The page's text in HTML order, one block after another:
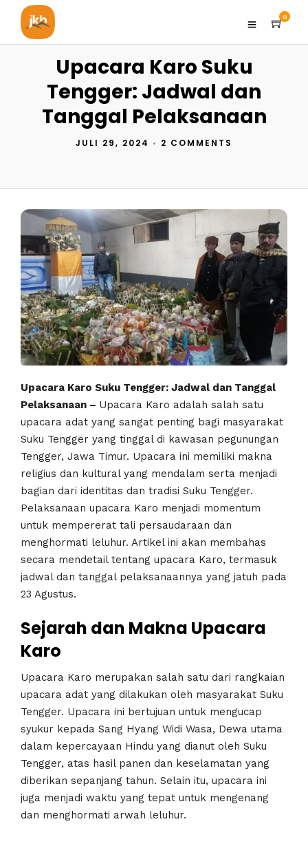
0
Upacara Karo Suku
Tengger: Jadwal dan
Tanggal Pelaksanaan
JULI 29, 2024 • 2 COMMENTS
Upacara Karo Suku Tengger: Jadwal dan Tanggal
Pelaksanaan – Upacara Karo adalah salah satu
upacara adat yang sangat penting bagi masyarakat
Suku Tengger yang tinggal di kawasan pegunungan
Tengger, Jawa Timur. Upacara ini memiliki makna
religius dan kultural yang mendalam serta menjadi
bagian dari identitas dan tradisi Suku Tengger.
Pelaksanaan upacara Karo menjadi momentum
untuk mempererat tali persaudaraan dan
menghormati leluhur. Artikel ini akan membahas
secara mendetail tentang upacara Karo, termasuk
jadwal dan tanggal pelaksanaannya yang jatuh pada
23 Agustus.
Sejarah dan Makna Upacara
Karo
Upacara Karo merupakan salah satu dari rangkaian
upacara adat yang dilakukan oleh masyarakat Suku
Tengger. Upacara ini bertujuan untuk mengucap
syukur kepada Sang Hyang Widi Wasa, Dewa utama
dalam kepercayaan Hindu yang dianut oleh Suku
Tengger, atas hasil panen dan keselamatan yang
diberikan sepanjang tahun. Selain itu, upacara ini
juga menjadi waktu yang tepat untuk mengenang
dan menghormati arwah leluhur.